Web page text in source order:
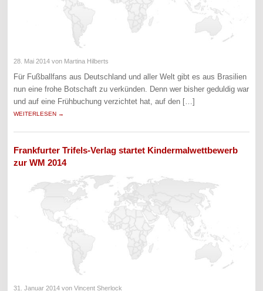
28. Mai 2014 von Martina Hilberts
Für Fußballfans aus Deutschland und aller Welt gibt es aus Brasilien
nun eine frohe Botschaft zu verkünden. Denn wer bisher geduldig war
und auf eine Frühbuchung verzichtet hat, auf den […]
WEITERLESEN →
Frankfurter Trifels-Verlag startet Kindermalwettbewerb
zur WM 2014
31. Januar 2014 von Vincent Sherlock